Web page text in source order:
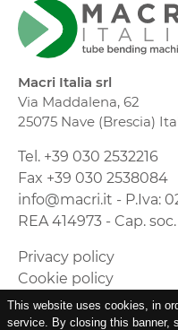
This website uses cookies, in
service. By closing this banner,
Macri Italia srl
Via Maddalena, 62
25075 Nave (Brescia)
Tel. +39 030 2532216
Fax +39 030 2538084
info@macri.it - P.Iva:
REA 414973 - Cap.
Privacy policy
Cookie policy
Timmagine | Agenzia
comunicazione